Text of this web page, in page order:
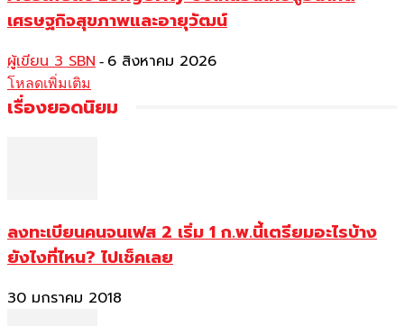
เศรษฐกิจสุขภาพและอายุวัฒน์
ผู้เขียน 3 SBN - 6 สิงหาคม 2026
โหลดเพิ่มเติม
เรื่องยอดนิยม
ลงทะเบียนคนจนเฟส 2 เริ่ม 1 ก.พ.นี้เตรียมอะไรบ้าง
ยังไงที่ไหน? ไปเช็คเลย
30 มกราคม 2018